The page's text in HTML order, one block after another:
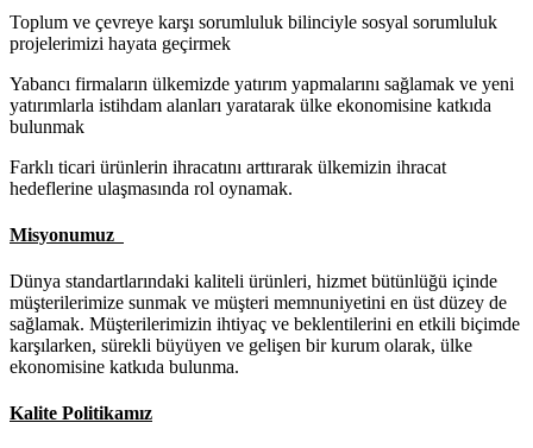
Toplum ve çevreye karşı sorumluluk bilinciyle sosyal sorumluluk
projelerimizi hayata geçirmek
Yabancı firmaların ülkemizde yatırım yapmalarını sağlamak ve yeni
yatırımlarla istihdam alanları yaratarak ülke ekonomisine katkıda
bulunmak
Farklı ticari ürünlerin ihracatını arttırarak ülkemizin ihracat
hedeflerine ulaşmasında rol oynamak.
Misyonumuz
Dünya standartlarındaki kaliteli ürünleri, hizmet bütünlüğü içinde
müşterilerimize sunmak ve müşteri memnuniyetini en üst düzey de
sağlamak. Müşterilerimizin ihtiyaç ve beklentilerini en etkili biçimde
karşılarken, sürekli büyüyen ve gelişen bir kurum olarak, ülke
ekonomisine katkıda bulunma.
Kalite Politikamız